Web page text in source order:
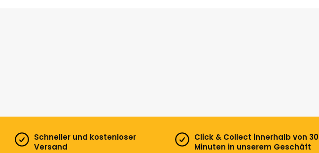
Schneller und kostenloser
Versand
Click & Collect innerhalb von 30
Minuten in unserem Geschäft